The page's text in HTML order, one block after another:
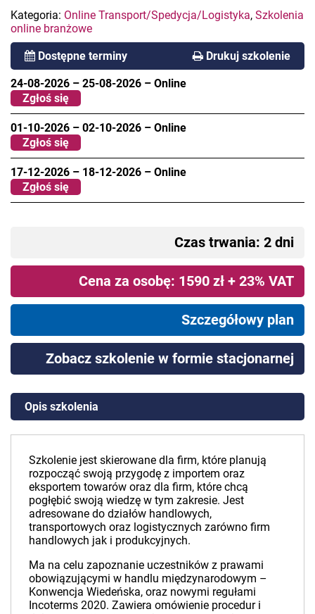
Kategoria: Online Transport/Spedycja/Logistyka, Szkolenia
online branżowe
Dostępne terminy Drukuj szkolenie
24-08-2026 – 25-08-2026 – Online
Zgłoś się
01-10-2026 – 02-10-2026 – Online
Zgłoś się
17-12-2026 – 18-12-2026 – Online
Zgłoś się
Czas trwania: 2 dni
Cena za osobę: 1590 zł + 23% VAT
Szczegółowy plan
Zobacz szkolenie w formie stacjonarnej
Opis szkolenia
Szkolenie jest skierowane dla firm, które planują
rozpocząć swoją przygodę z importem oraz
eksportem towarów oraz dla firm, które chcą
pogłębić swoją wiedzę w tym zakresie. Jest
adresowane do działów handlowych,
transportowych oraz logistycznych zarówno firm
handlowych jak i produkcyjnych.
Ma na celu zapoznanie uczestników z prawami
obowiązującymi w handlu międzynarodowym –
Konwencja Wiedeńska, oraz nowymi regułami
Incoterms 2020. Zawiera omówienie procedur i